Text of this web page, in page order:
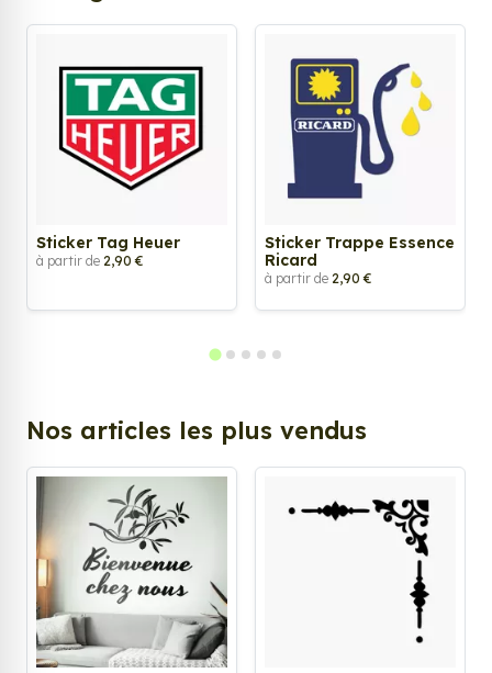
Sticker Tag Heuer
à partir de 2,90 €
Sticker Trappe Essence
Ricard
à partir de 2,90 €
Nos articles les plus vendus